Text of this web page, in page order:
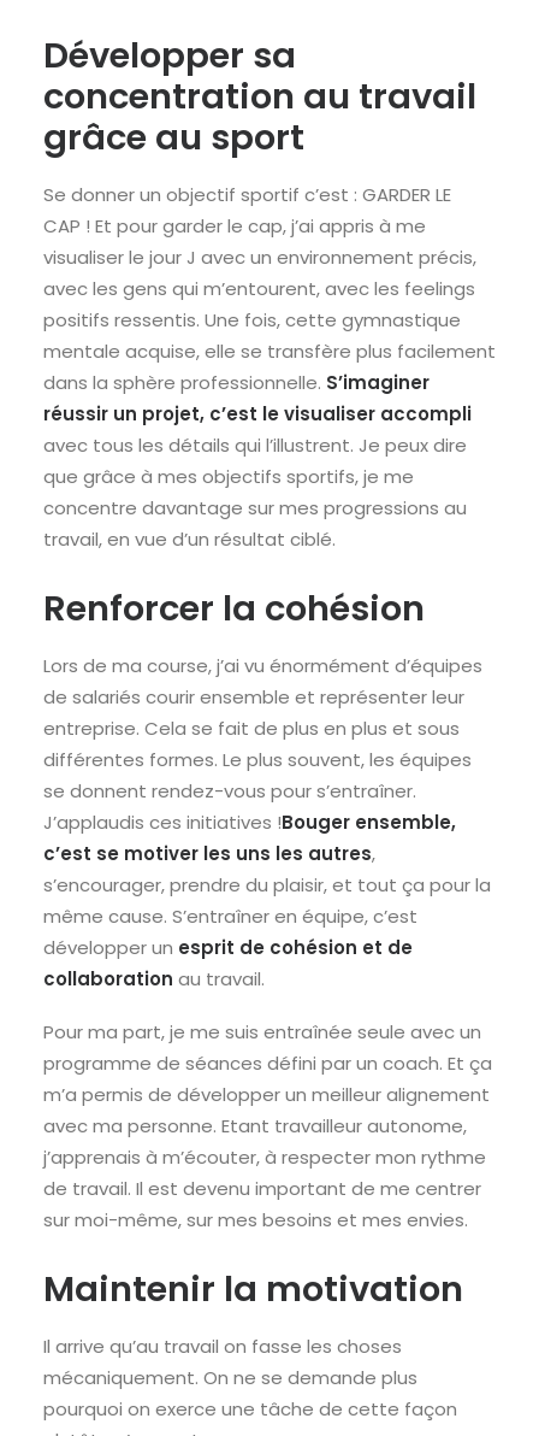
Développer sa
concentration au travail
grâce au sport
Se donner un objectif sportif c’est : GARDER LE
CAP ! Et pour garder le cap, j’ai appris à me
visualiser le jour J avec un environnement précis,
avec les gens qui m’entourent, avec les feelings
positifs ressentis. Une fois, cette gymnastique
mentale acquise, elle se transfère plus facilement
dans la sphère professionnelle. S’imaginer
réussir un projet, c’est le visualiser accompli
avec tous les détails qui l’illustrent. Je peux dire
que grâce à mes objectifs sportifs, je me
concentre davantage sur mes progressions au
travail, en vue d’un résultat ciblé.
Renforcer la cohésion
Lors de ma course, j’ai vu énormément d’équipes
de salariés courir ensemble et représenter leur
entreprise. Cela se fait de plus en plus et sous
différentes formes. Le plus souvent, les équipes
se donnent rendez-vous pour s’entraîner.
J’applaudis ces initiatives !Bouger ensemble,
c’est se motiver les uns les autres,
s’encourager, prendre du plaisir, et tout ça pour la
même cause. S’entraîner en équipe, c’est
développer un esprit de cohésion et de
collaboration au travail.
Pour ma part, je me suis entraînée seule avec un
programme de séances défini par un coach. Et ça
m’a permis de développer un meilleur alignement
avec ma personne. Etant travailleur autonome,
j’apprenais à m’écouter, à respecter mon rythme
de travail. Il est devenu important de me centrer
sur moi-même, sur mes besoins et mes envies.
Maintenir la motivation
Il arrive qu’au travail on fasse les choses
mécaniquement. On ne se demande plus
pourquoi on exerce une tâche de cette façon